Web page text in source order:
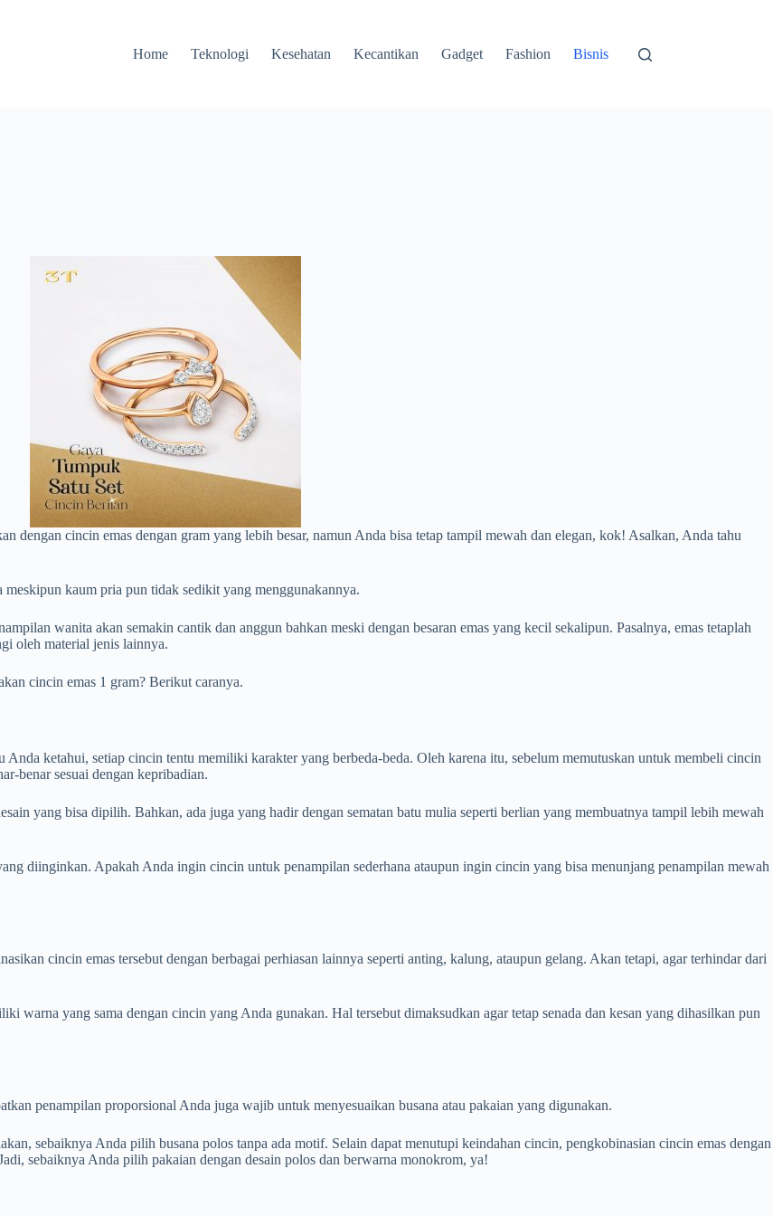
Home
Teknologi Kesehatan Kecantikan Gadget Fashion Bisnis
dengan cincin emas dengan gram yang lebih besar, namun Anda bisa tetap tampil mewah dan elegan, kok! Asalkan, Anda tahu
kaum pria pun tidak sedikit yang menggunakannya.
wanita akan semakin cantik dan anggun bahkan meski dengan besaran emas yang kecil sekalipun. Pasalnya, emas tetaplah
oleh material jenis lainnya.
cincin emas 1 gram? Berikut caranya.
ketahui, setiap cincin tentu memiliki karakter yang berbeda-beda. Oleh karena itu, sebelum memutuskan untuk membeli cincin
benar sesuai dengan kepribadian.
yang bisa dipilih. Bahkan, ada juga yang hadir dengan sematan batu mulia seperti berlian yang membuatnya tampil lebih mewah
diinginkan. Apakah Anda ingin cincin untuk penampilan sederhana ataupun ingin cincin yang bisa menunjang penampilan mewah
cincin emas tersebut dengan berbagai perhiasan lainnya seperti anting, kalung, ataupun gelang. Akan tetapi, agar terhindar dari
warna yang sama dengan cincin yang Anda gunakan. Hal tersebut dimaksudkan agar tetap senada dan kesan yang dihasilkan pun
penampilan proporsional Anda juga wajib untuk menyesuaikan busana atau pakaian yang digunakan.
sebaiknya Anda pilih busana polos tanpa ada motif. Selain dapat menutupi keindahan cincin, pengkobinasian cincin emas dengan
sebaiknya Anda pilih pakaian dengan desain polos dan berwarna monokrom, ya!